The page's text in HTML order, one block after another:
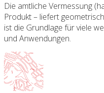
Die amtliche Vermessung
Produkt – liefert
ist die Grundlage für viele
und Anwendungen.